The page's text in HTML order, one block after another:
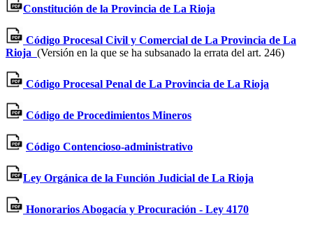
Constitución de la Provincia de La Rioja
Código Procesal Civil y Comercial de La Provincia de La
Rioja (Versión en la que se ha subsanado la errata del art. 246)
Código Procesal Penal de La Provincia de La Rioja
Código de Procedimientos Mineros
Código Contencioso-administrativo
Ley Orgánica de la Función Judicial de La Rioja
Honorarios Abogacía y Procuración - Ley 4170